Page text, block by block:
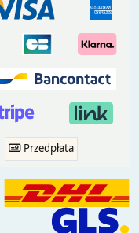
Przedpłata